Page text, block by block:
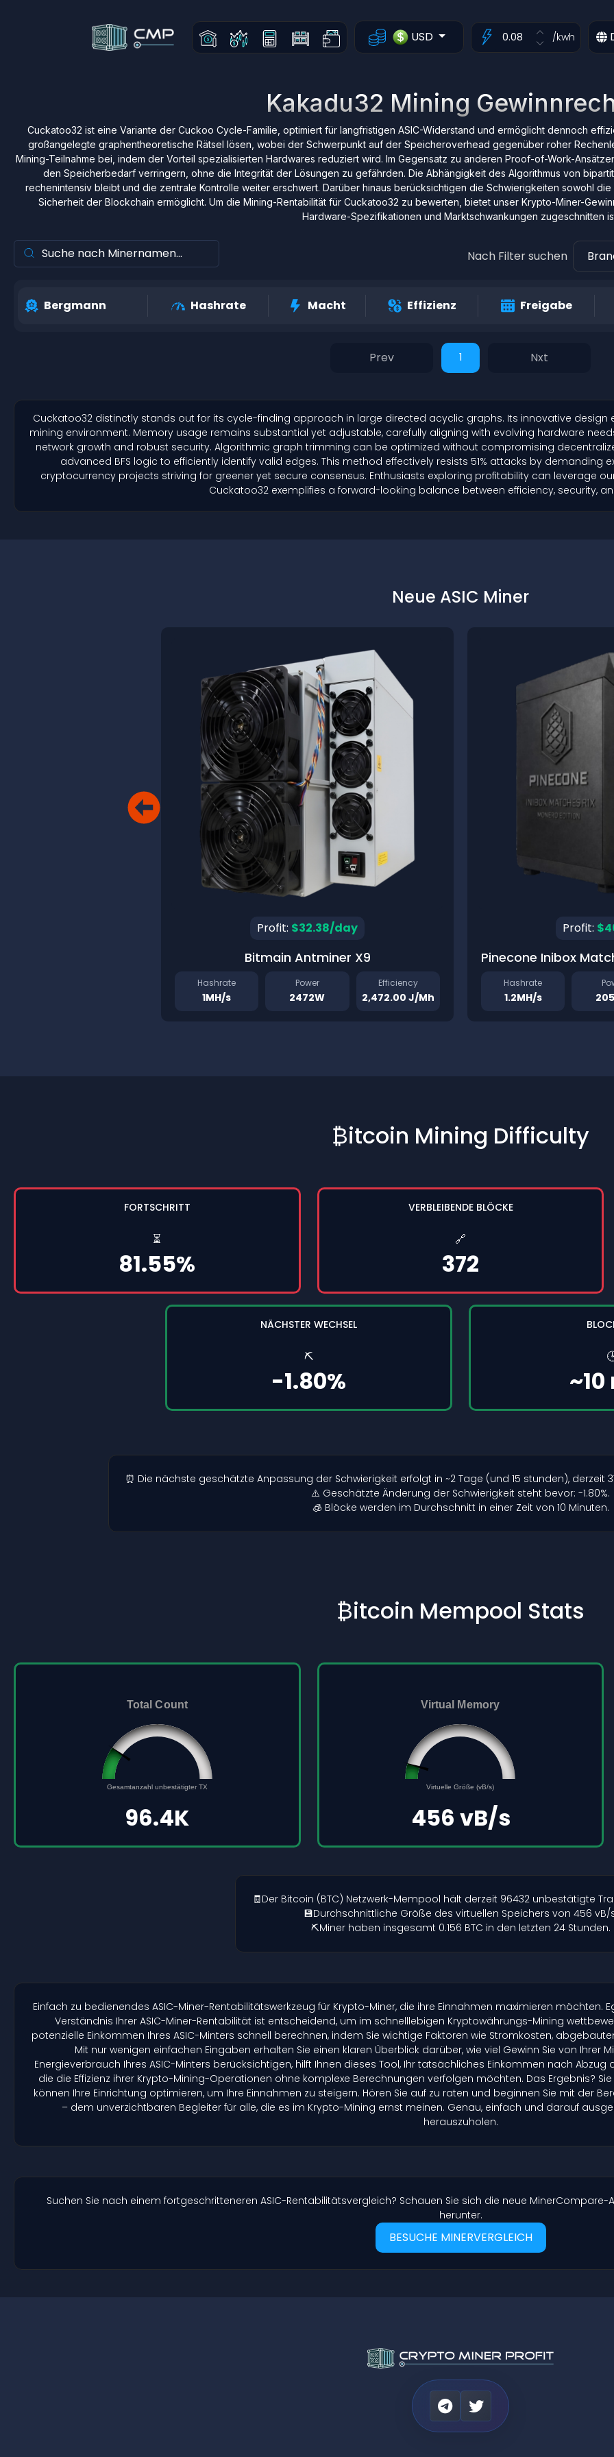
USD /kwh
Kakadu32 Mining
Cuckatoo32 ist eine Variante der Cuckoo Cycle-Familie, optimiert für langfristigen ASIC-Widerstand und ermöglicht dennoch
großangelegte graphentheoretische Rätsel lösen, wobei der Schwerpunkt auf der Speicheroverhead gegenüber roher
Mining-Teilnahme bei, indem der Vorteil spezialisierten Hardwares reduziert wird. Im Gegensatz zu anderen Proof-of-Work-
den Speicherbedarf verringern, ohne die Integrität der Lösungen zu gefährden. Die Abhängigkeit des Algorithmus von
rechenintensiv bleibt und die zentrale Kontrolle weiter erschwert. Darüber hinaus berücksichtigen die Schwierigkeiten sowohl
Sicherheit der Blockchain ermöglicht. Um die Mining-Rentabilität für Cuckatoo32 zu bewerten, bietet unser Krypto-Miner-
Hardware-Spezifikationen und Marktschwankungen zugeschnitten
Nach Filter suchen
Bergmann Hashrate Macht Effizienz Freigabe
1
Cuckatoo32 distinctly stands out for its cycle-finding approach in large directed acyclic graphs. Its innovative design
mining environment. Memory usage remains substantial yet adjustable, carefully aligning with evolving hardware
network growth and robust security. Algorithmic graph trimming can be optimized without compromising
advanced BFS logic to efficiently identify valid edges. This method effectively resists 51% attacks by
cryptocurrency projects striving for greener yet secure consensus. Enthusiasts exploring profitability can leverage
Cuckatoo32 exemplifies a forward-looking balance between efficiency, security,
Neue ASIC Miner
Profit: $32.38/day
Bitmain Antminer X9
Hashrate
1MH/s
Power
2472W
Efficiency
2,472.00 J/Mh
Profit:
Pinecone Inibox
Hashrate
1.2MH/s
₿itcoin Mining Difficulty
FORTSCHRITT
⏳
81.55%
VERBLEIBENDE BLÖCKE
🔗
372
NÄCHSTER WECHSEL
⛏️
-1.80%
⏰ Die nächste geschätzte Anpassung der Schwierigkeit erfolgt in ~2 Tage (und 15 stunden), derzeit
⚠️ Geschätzte Änderung der Schwierigkeit steht bevor: -1.80%.
🧊 Blöcke werden im Durchschnitt in einer Zeit von 10 Minuten.
₿itcoin Mempool Stats
Total Count
Gesamtanzahl unbestätigter TX
0 500000
96.4K
Virtual Memory
45561691
Virtuelle Größe (vB/s)500000000
456 vB/s
🧾Der Bitcoin (BTC) Netzwerk-Mempool hält derzeit 96432 unbestätigte
💾Durchschnittliche Größe des virtuellen Speichers von 456 vB/
⛏️Miner haben insgesamt 0.156 BTC in den letzten 24 Stunden.
Einfach zu bedienendes ASIC-Miner-Rentabilitätswerkzeug für Krypto-Miner, die ihre Einnahmen maximieren möchten.
Verständnis Ihrer ASIC-Miner-Rentabilität ist entscheidend, um im schnelllebigen Kryptowährungs-Mining
potenzielle Einkommen Ihres ASIC-Minters schnell berechnen, indem Sie wichtige Faktoren wie Stromkosten,
Mit nur wenigen einfachen Eingaben erhalten Sie einen klaren Überblick darüber, wie viel Gewinn Sie von Ihrer
Energieverbrauch Ihres ASIC-Minters berücksichtigen, hilft Ihnen dieses Tool, Ihr tatsächliches Einkommen nach
die die Effizienz ihrer Krypto-Mining-Operationen ohne komplexe Berechnungen verfolgen möchten. Das Ergebnis?
können Ihre Einrichtung optimieren, um Ihre Einnahmen zu steigern. Hören Sie auf zu raten und beginnen Sie mit der
– dem unverzichtbaren Begleiter für alle, die es im Krypto-Mining ernst meinen. Genau, einfach und darauf
herauszuholen.
Suchen Sie nach einem fortgeschritteneren ASIC-Rentabilitätsvergleich? Schauen Sie sich die neue
herunter.
BESUCHE MINERVERGLEICH